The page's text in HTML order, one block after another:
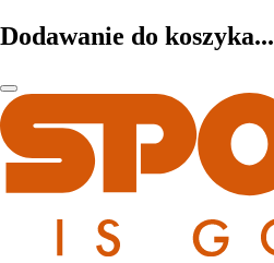
Dodawanie do koszyka...